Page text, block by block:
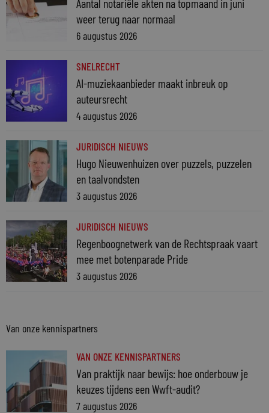
weer terug naar normaal
6 augustus 2026
SNELRECHT
AI-muziekaanbieder maakt inbreuk op
auteursrecht
4 augustus 2026
JURIDISCH NIEUWS
Hugo Nieuwenhuizen over puzzels, puzzelen
en taalvondsten
3 augustus 2026
JURIDISCH NIEUWS
Regenboognetwerk van de Rechtspraak vaart
mee met botenparade Pride
3 augustus 2026
Van onze kennispartners
VAN ONZE KENNISPARTNERS
Van praktijk naar bewijs: hoe onderbouw je
keuzes tijdens een Wwft-audit?
7 augustus 2026